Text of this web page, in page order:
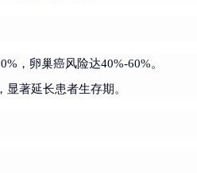
，卵巢癌风险达40%-60%。
显著延长患者生存期。